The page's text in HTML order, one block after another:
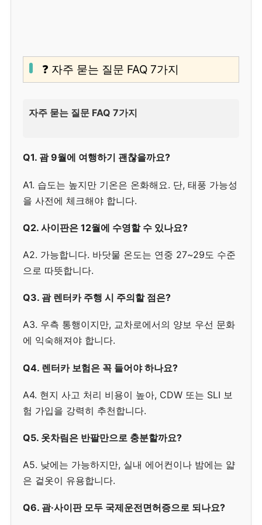
❓ 자주 묻는 질문 FAQ 7가지
자주 묻는 질문 FAQ 7가지
Q1. 괌 9월에 여행하기 괜찮을까요?
A1. 습도는 높지만 기온은 온화해요. 단, 태풍 가능성
을 사전에 체크해야 합니다.
Q2. 사이판은 12월에 수영할 수 있나요?
A2. 가능합니다. 바닷물 온도는 연중 27~29도 수준
으로 따뜻합니다.
Q3. 괌 렌터카 주행 시 주의할 점은?
A3. 우측 통행이지만, 교차로에서의 양보 우선 문화
에 익숙해져야 합니다.
Q4. 렌터카 보험은 꼭 들어야 하나요?
A4. 현지 사고 처리 비용이 높아, CDW 또는 SLI 보
험 가입을 강력히 추천합니다.
Q5. 옷차림은 반팔만으로 충분할까요?
A5. 낮에는 가능하지만, 실내 에어컨이나 밤에는 얇
은 겉옷이 유용합니다.
Q6. 괌·사이판 모두 국제운전면허증으로 되나요?